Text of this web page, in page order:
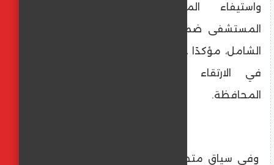
واستيفاء المتطلبات اللازمة لاعتماد
المستشفى ضمن منظومة التأمين الصحي
الشامل، مؤكدًا دعمه الكامل لكل جهد يسهم
في الارتقاء بالمنظومة الصحية داخل
المحافظة.
وفي سياق متصل، أكد الدكتور محمود عمر،